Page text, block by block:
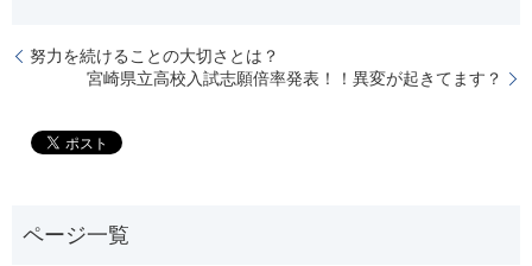
努力を続けることの大切さとは？
宮崎県立高校入試志願倍率発表！！異変が起きてます？